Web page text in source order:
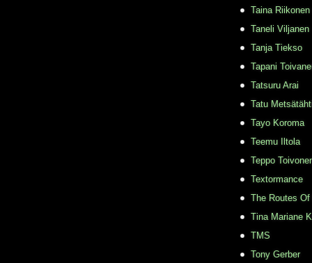
Taina Riikonen
Taneli Viljanen
Tanja Tiekso
Tapani
Tatsuru Arai
Tatu
Tayo Koroma
Teemu Iltola
Teppo
Textormance
The Routes
Tina Mariane
TMS
Tony Gerber